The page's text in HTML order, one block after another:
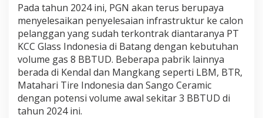
Pada tahun 2024 ini, PGN akan terus berupaya
menyelesaikan penyelesaian infrastruktur ke calon
pelanggan yang sudah terkontrak diantaranya PT
KCC Glass Indonesia di Batang dengan kebutuhan
volume gas 8 BBTUD. Beberapa pabrik lainnya
berada di Kendal dan Mangkang seperti LBM, BTR,
Matahari Tire Indonesia dan Sango Ceramic
dengan potensi volume awal sekitar 3 BBTUD di
tahun 2024 ini.